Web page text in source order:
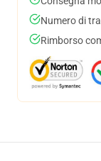
Numero di
Rimborso